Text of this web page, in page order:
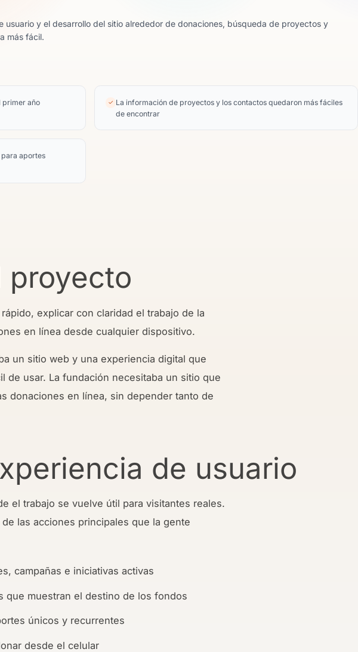
usuario y el desarrollo del sitio alrededor de donaciones, búsqueda de proyectos y
más fácil.
primer año ✓ La información de proyectos y los contactos quedaron más fáciles
de encontrar
aportes
proyecto
explicar con claridad el trabajo de la
en línea desde cualquier dispositivo.
un sitio web y una experiencia digital que
de usar. La fundación necesitaba un sitio que
donaciones en línea, sin depender tanto de
de usuario
el trabajo se vuelve útil para visitantes reales.
las acciones principales que la gente
campañas e iniciativas activas
que muestran el destino de los fondos
únicos y recurrentes
desde el celular